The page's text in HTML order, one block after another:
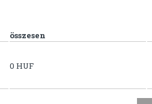
összesen
0 HUF